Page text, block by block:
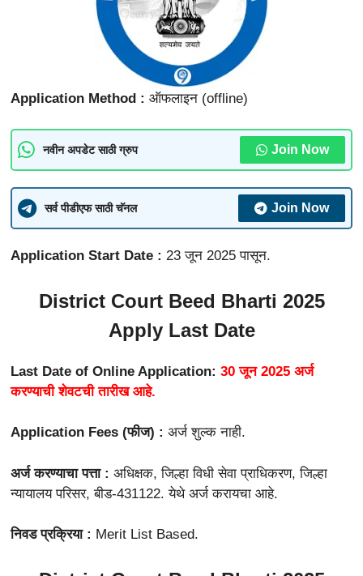
Application Method : ऑफलाइन (offline)
नवीन अपडेट साठी ग्रुप Join Now
सर्व पीडीएफ साठी चॅनल Join Now
Application Start Date : 23 जून 2025 पासून.
District Court Beed Bharti 2025
Apply Last Date
Last Date of Online Application: 30 जून 2025 अर्ज
करण्याची शेवटची तारीख आहे.
Application Fees (फीज) : अर्ज शुल्क नाही.
अर्ज करण्याचा पत्ता : अधिक्षक, जिल्हा विधी सेवा प्राधिकरण, जिल्हा
न्यायालय परिसर, बीड-431122. येथे अर्ज करायचा आहे.
निवड प्रक्रिया : Merit List Based.